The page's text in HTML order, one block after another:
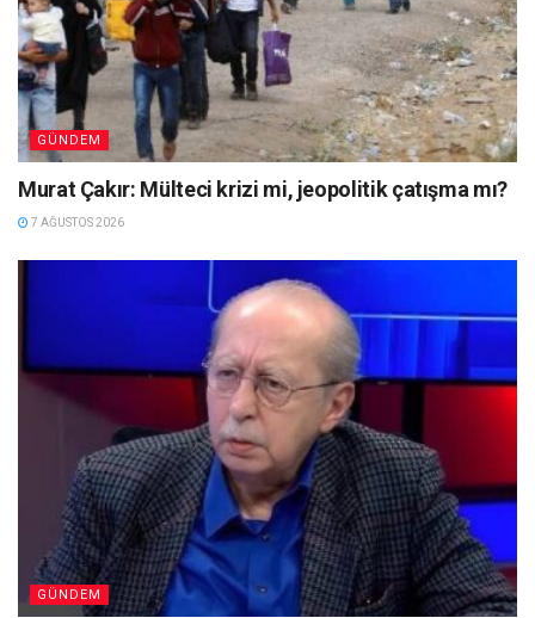
GÜNDEM
Murat Çakır: Mülteci krizi mi, jeopolitik çatışma mı?
7 AĞUSTOS 2026
GÜNDEM